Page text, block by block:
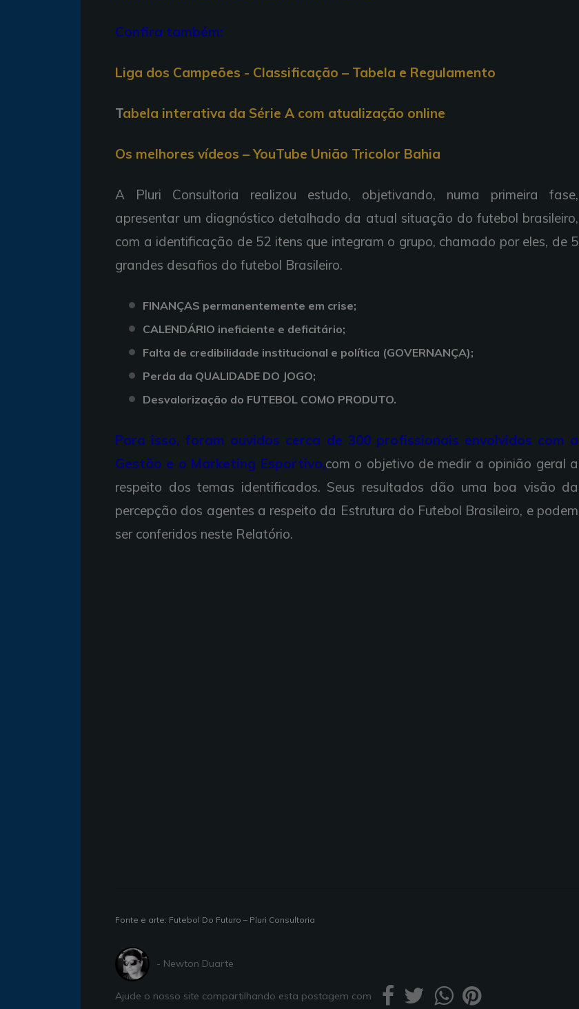
Confira também:
Liga dos Campeões - Classificação – Tabela e Regulamento
Tabela interativa da Série A com atualização online
Os melhores vídeos – YouTube União Tricolor Bahia
A Pluri Consultoria realizou estudo, objetivando, numa primeira fase,
apresentar um diagnóstico detalhado da atual situação do futebol brasileiro,
com a identificação de 52 itens que integram o grupo, chamado por eles, de 5
grandes desafios do futebol Brasileiro.
FINANÇAS permanentemente em crise;
CALENDÁRIO ineficiente e deficitário;
Falta de credibilidade institucional e política (GOVERNANÇA);
Perda da QUALIDADE DO JOGO;
Desvalorização do FUTEBOL COMO PRODUTO.
Para isso, foram ouvidos cerca de 300 profissionais envolvidos com a
Gestão e o Marketing Esportivo,com o objetivo de medir a opinião geral a
respeito dos temas identificados. Seus resultados dão uma boa visão da
percepção dos agentes a respeito da Estrutura do Futebol Brasileiro, e podem
ser conferidos neste Relatório.
Fonte e arte: Futebol Do Futuro – Pluri Consultoria
- Newton Duarte
Ajude o nosso site compartilhando esta postagem com